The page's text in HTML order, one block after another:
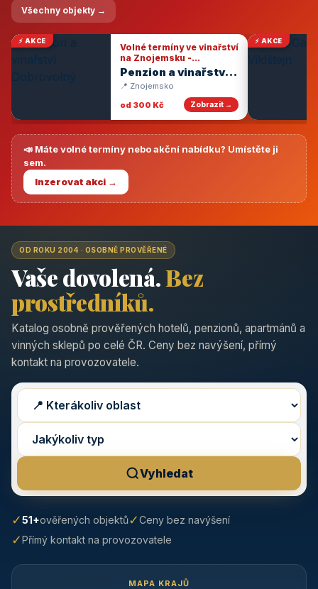
Všechny objekty →
⚡ AKCE
Volné termíny ve vinařství
na Znojemsku -
degustace vín
Penzion a vinařství
Dobrovolný
📍 Znojemsko
od 300 Kč
Zobrazit →
⚡ AKCE
📣 Máte volné termíny nebo akční nabídku? Umístěte ji
sem.
Inzerovat akci →
OD ROKU 2004 · OSOBNĚ PROVĚŘENÉ
Vaše dovolená.Bez
prostředníků.
Katalog osobně prověřených hotelů, penzionů, apartmánů a
vinných sklepů po celé ČR. Ceny bez navýšení, přímý
kontakt na provozovatele.
Vyhledat
✓51+ověřených objektů✓Ceny bez navýšení
✓Přímý kontakt na provozovatele
MAPA KRAJŮ